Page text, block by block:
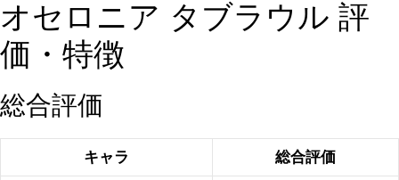
オセロニア タブラウル 評
価・特徴
総合評価
キャラ 総合評価